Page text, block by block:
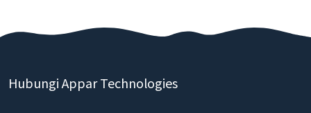
Hubungi Appar Technologies